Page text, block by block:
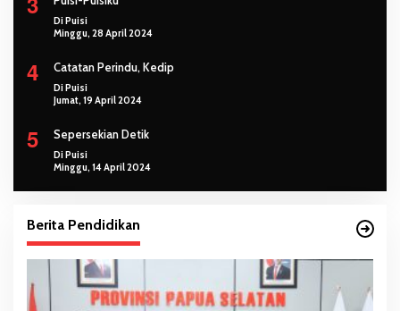
Di Puisi
Minggu, 28 April 2024
4 Catatan Perindu, Kedip
Di Puisi
Jumat, 19 April 2024
5 Sepersekian Detik
Di Puisi
Minggu, 14 April 2024
Berita Pendidikan